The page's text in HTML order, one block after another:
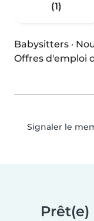
(1)
Babysitters ·
Offres d'emploi
Signaler le